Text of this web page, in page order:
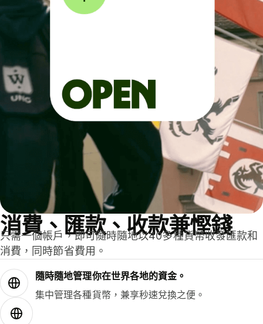
消費、匯款、收款兼慳錢
只需一個帳戶，即可隨時隨地以40多種貨幣收發匯款和
消費，同時節省費用。
隨時隨地管理你在世界各地的資金。
集中管理各種貨幣，兼享秒速兌換之便。